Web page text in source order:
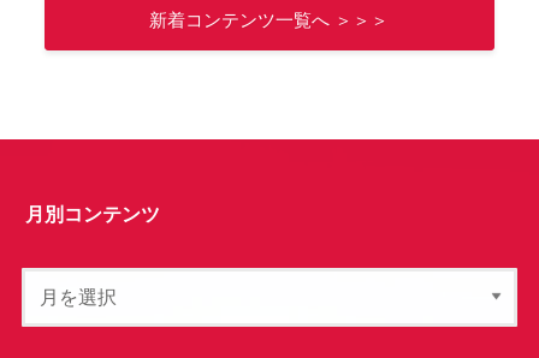
新着コンテンツ一覧へ ＞＞＞
月別コンテンツ